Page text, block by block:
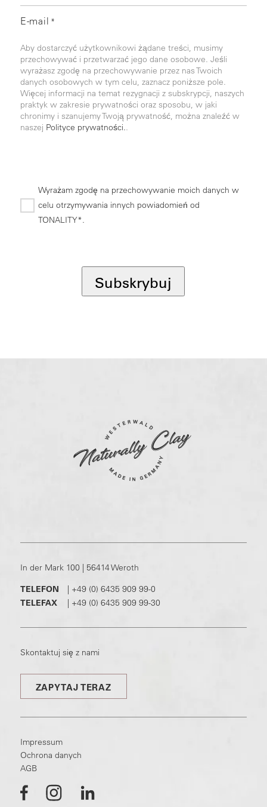
E-mail *
Aby dostarczyć użytkownikowi żądane treści, musimy
przechowywać i przetwarzać jego dane osobowe. Jeśli
wyrażasz zgodę na przechowywanie przez nas Twoich
danych osobowych w tym celu, zaznacz poniższe pole.
Więcej informacji na temat rezygnacji z subskrypcji, naszych
praktyk w zakresie prywatności oraz sposobu, w jaki
chronimy i szanujemy Twoją prywatność, można znaleźć w
naszej Polityce prywatności..
Wyrażam zgodę na przechowywanie moich danych w
celu otrzymywania innych powiadomień od
TONALITY*.
Subskrybuj
In der Mark 100 | 56414 Weroth
TELEFON
| +49 (0) 6435 909 99-0
TELEFAX
| +49 (0) 6435 909 99-30
Skontaktuj się z nami
ZAPYTAJ TERAZ
Impressum
Ochrona danych
AGB